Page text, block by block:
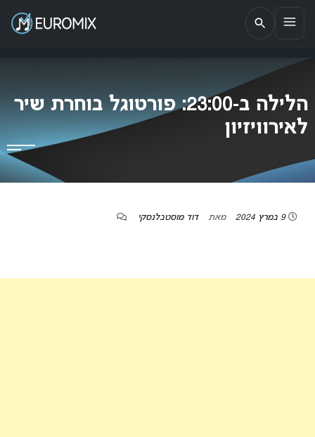
EUROMIX
אתר הבית של האירוויזיון בישראל
הלילה ב-23:00: פורטוגל בוחרת שיר
לאירוויזיון
9 במרץ 2024 מאת דוד מוסטבלנסקי